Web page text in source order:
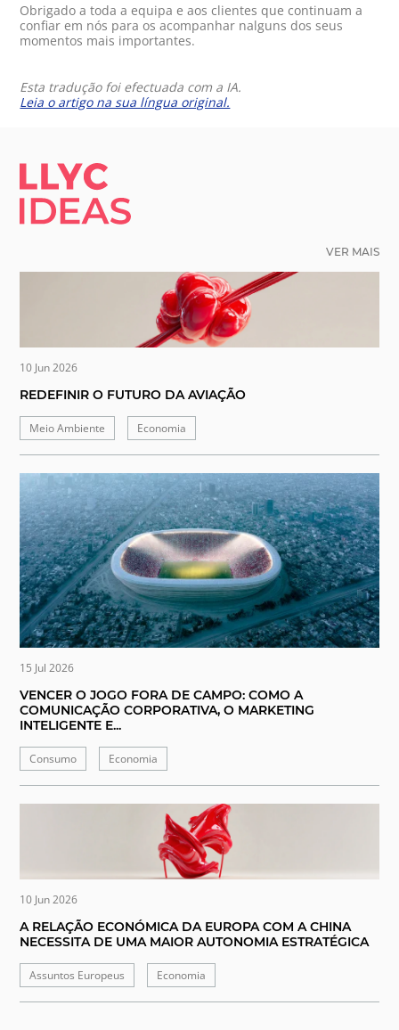
Obrigado a toda a equipa e aos clientes que continuam a
confiar em nós para os acompanhar nalguns dos seus
momentos mais importantes.
Esta tradução foi efectuada com a IA.
Leia o artigo na sua língua original.
LLYC IDEAS.
VER MAIS
10 Jun 2026
REDEFINIR O FUTURO DA AVIAÇÃO
Meio Ambiente Economia
15 Jul 2026
VENCER O JOGO FORA DE CAMPO: COMO A
COMUNICAÇÃO CORPORATIVA, O MARKETING
INTELIGENTE E...
Consumo Economia
10 Jun 2026
A RELAÇÃO ECONÓMICA DA EUROPA COM A CHINA
NECESSITA DE UMA MAIOR AUTONOMIA ESTRATÉGICA
Assuntos Europeus Economia